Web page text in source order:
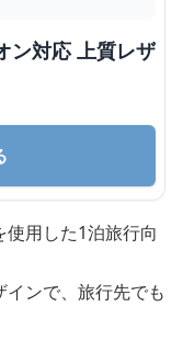
ン対応 上質レザ
用した1泊旅行向
ンで、旅行先でも